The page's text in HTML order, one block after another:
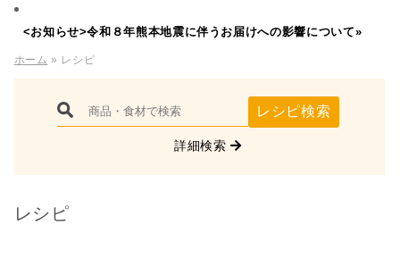
<お知らせ>令和８年熊本地震に伴うお届けへの影響について»
ホーム » レシピ
レシピ検索
詳細検索
レシピ